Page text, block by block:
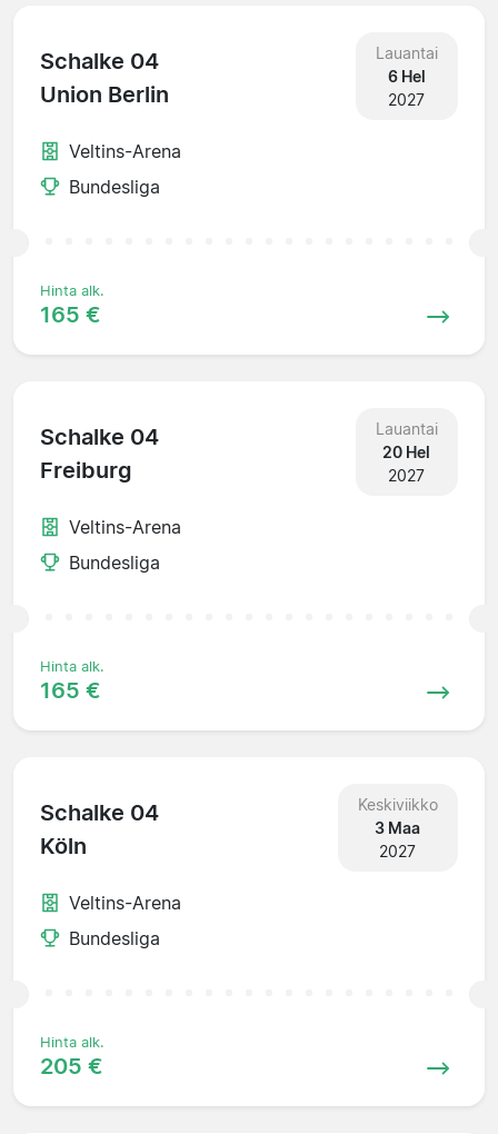
Schalke 04
Union Berlin
Lauantai
6 Hel
2027
Veltins-Arena
Bundesliga
Hinta alk.
165 €
Schalke 04
Freiburg
Lauantai
20 Hel
2027
Veltins-Arena
Bundesliga
Hinta alk.
165 €
Schalke 04
Köln
Keskiviikko
3 Maa
2027
Veltins-Arena
Bundesliga
Hinta alk.
205 €